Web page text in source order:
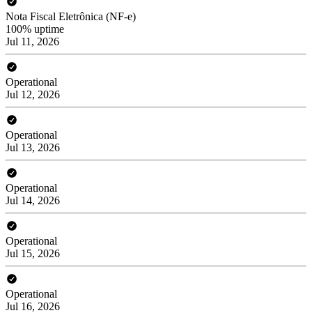
Nota Fiscal Eletrônica (NF-e)
100% uptime
Jul 11, 2026
Operational
Jul 12, 2026
Operational
Jul 13, 2026
Operational
Jul 14, 2026
Operational
Jul 15, 2026
Operational
Jul 16, 2026